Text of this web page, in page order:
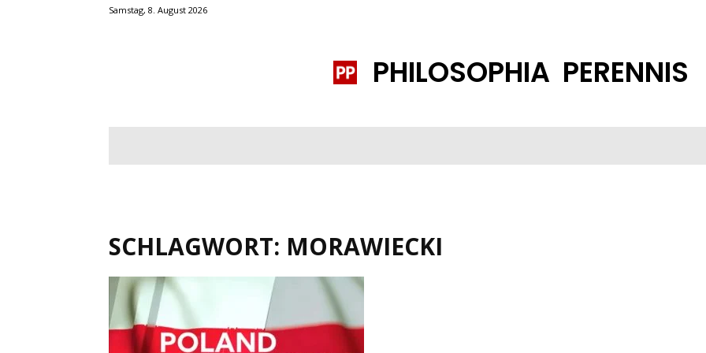
Samstag, 8. August 2026
PHILOSOPHIA PERENNIS
SCHLAGWORT: MORAWIECKI